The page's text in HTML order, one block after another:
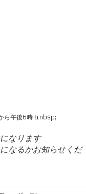
ら午後6時 &nbsp;
なります
なるかお知らせくだ